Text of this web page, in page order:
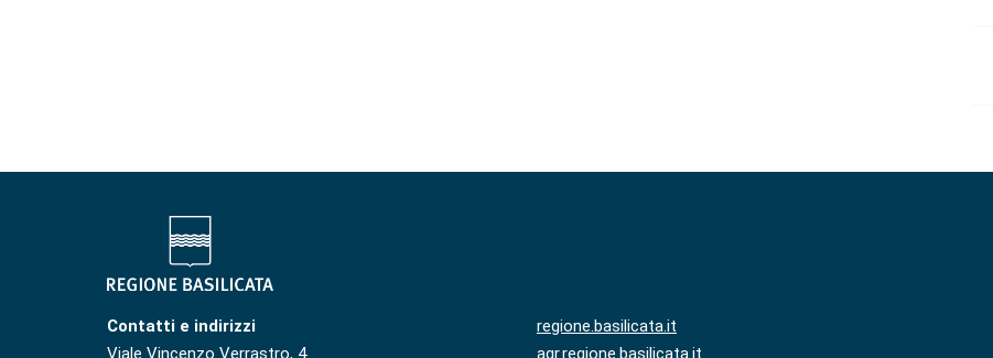
Contatti e indirizzi
Viale Vincenzo Verrastro, 4
regione.basilicata.it
agr.regione.basilicata.it